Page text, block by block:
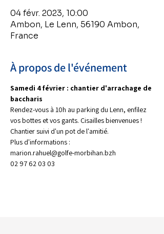
04 févr. 2023, 10:00
Ambon, Le Lenn, 56190 Ambon,
France
À propos de l'événement
Samedi 4 février : chantier d'arrachage de
baccharis
Rendez-vous à 10h au parking du Lenn, enfilez
vos bottes et vos gants. Cisailles bienvenues !
Chantier suivi d'un pot de l'amitié.
Plus d'informations :
marion.rahuel@golfe-morbihan.bzh
02 97 62 03 03